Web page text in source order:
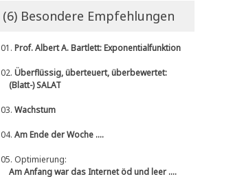
(6) Besondere Empfehlungen
01. Prof. Albert A. Bartlett: Exponentialfunktion
02. Überflüssig, überteuert, überbewertet:
(Blatt-) SALAT
03. Wachstum
04. Am Ende der Woche ....
05. Optimierung:
Am Anfang war das Internet öd und leer ....